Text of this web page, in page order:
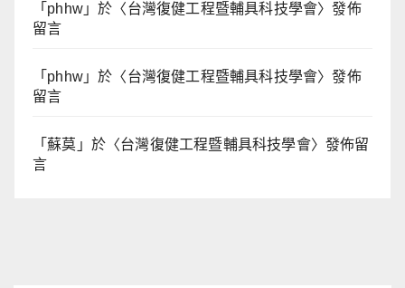
「 phhw 」於〈台灣復健工程暨輔具科技學會〉發佈
留言
「 phhw 」於〈台灣復健工程暨輔具科技學會〉發佈
留言
「蘇莫 」於〈台灣復健工程暨輔具科技學會〉發佈留
言